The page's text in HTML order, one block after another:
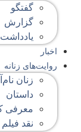
گفتگو
گزارش
یادداشت
اخبار
روایت‌های زنانه
زنان
داستان
معرفی
نقد فیلم